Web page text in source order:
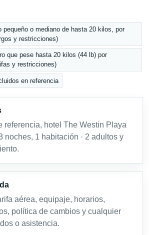
pequeño o mediano de hasta 20 kilos, por
y restricciones)
que pese hasta 20 kilos (44 lb) por
y restricciones)
en referencia
referencia, hotel The Westin Playa
noches, 1 habitación · 2 adultos y
aérea, equipaje, horarios,
política de cambios y cualquier
o asistencia.